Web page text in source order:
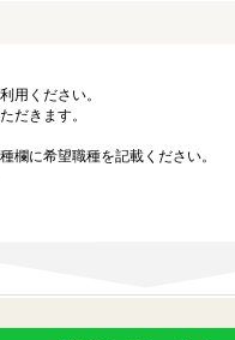
用ください。
だきます。
欄に希望職種を記載ください。